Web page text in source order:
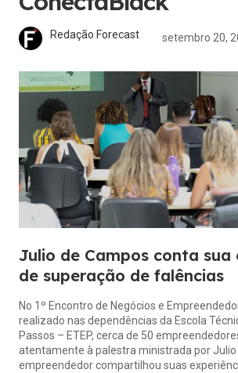
Redação Forecast setembro 20,
Julio de Campos conta sua
de superação de falências
No 1º Encontro de Negócios e
realizado nas dependências da Escola
Passos – ETEP, cerca de 50
atentamente à palestra ministrada por Julio
empreendedor compartilhou suas